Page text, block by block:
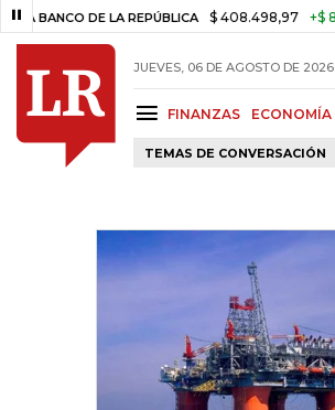
DE LA REPÚBLICA $ 408.498,97 +$ 8.753,81
JUEVES, 06 DE AGOSTO DE 2026
FINANZAS ECONOMÍA
TEMAS DE CONVERSACIÓN